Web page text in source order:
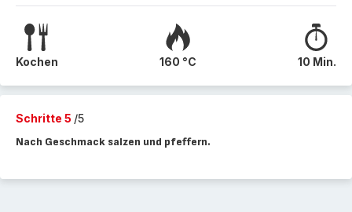
Kochen 160 °C 10 Min.
Schritte 5 /5
Nach Geschmack salzen und pfeffern.